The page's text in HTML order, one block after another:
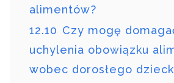
alimentów?
12.10 Czy mogę
uchylenia obowiązku
wobec dorosłego